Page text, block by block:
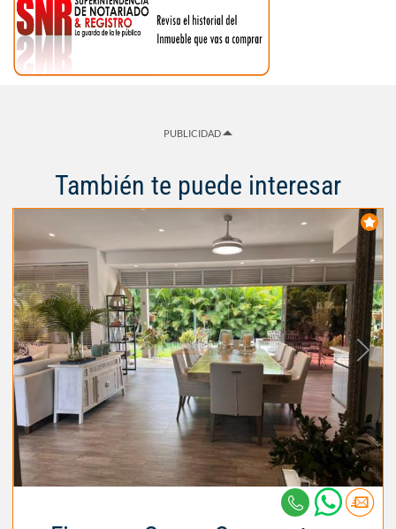
PUBLICIDAD
También te puede interesar